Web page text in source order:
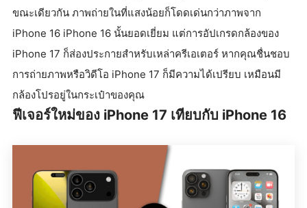
ขณะเดียวกัน ภาพถ่ายในที่แสงน้อยก็โดดเด่นกว่าภาพจาก
iPhone 16 iPhone 16 นั้นยอดเยี่ยม แต่การอัปเกรดกล้องของ
iPhone 17 ก็ส่องประกายสำหรับเหล่าครีเอเตอร์ หากคุณชื่นชอบ
การถ่ายภาพหรือวิดีโอ iPhone 17 ก็มีความได้เปรียบ เหมือนมี
กล้องโปรอยู่ในกระเป๋าของคุณ
ฟีเจอร์ใหม่ของ iPhone 17 เทียบกับ iPhone 16